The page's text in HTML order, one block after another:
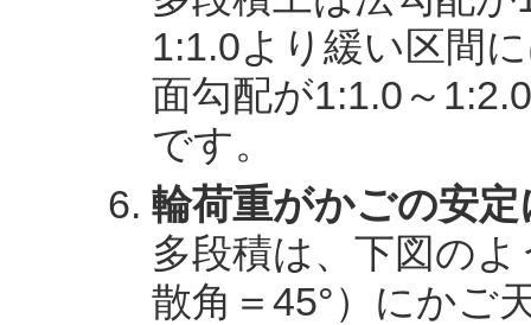
1:1.0より緩い区間
面勾配が1:1.0～
です。
輪荷重がかごの安
多段積は、下図の
散角＝45°）にかご